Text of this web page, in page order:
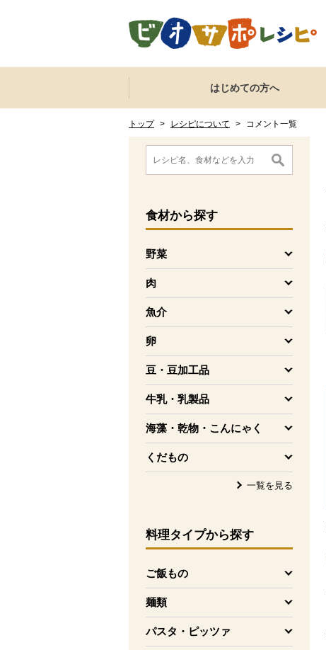
ここからサイト内共通メニューです。
サイト内共通メニューをスキップする
はじめての方へ
トップ > レシピについて > コメント一覧
ここから消費材検索メニューです。
食材から探す
野菜
を開く
肉
を開く
魚介
を開く
卵
を開く
豆・豆加工品
を開く
牛乳・乳製品
を開く
海藻・乾物・こんにゃく
を開く
くだもの
を開く
一覧を見る
料理タイプから探す
ご飯もの
を開く
麺類
を開く
パスタ・ピッツァ
を開く
消費材検索メニューここまで。
ここから本文です。